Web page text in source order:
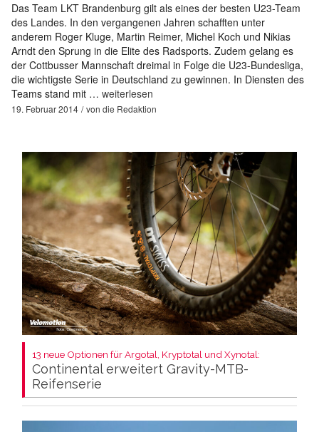
Das Team LKT Brandenburg gilt als eines der besten U23-Team
des Landes. In den vergangenen Jahren schafften unter
anderem Roger Kluge, Martin Reimer, Michel Koch und Nikias
Arndt den Sprung in die Elite des Radsports. Zudem gelang es
der Cottbusser Mannschaft dreimal in Folge die U23-Bundesliga,
die wichtigste Serie in Deutschland zu gewinnen. In Diensten des
Teams stand mit … weiterlesen
19. Februar 2014 von die Redaktion
13 neue Optionen für Argotal, Kryptotal und Xynotal:
Continental erweitert Gravity-MTB-
Reifenserie